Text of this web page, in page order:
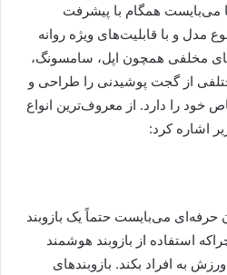
می‌بایست همگام با پیشرفت
مدل و با قابلیت‌های ویژه روانه
مخلفی همچون اپل، سامسونگ،
از گجت پوشیدنی را طراحی و
خود را دارد. از معروف‌ترین انواع
اشاره کرد:
می‌بایست حتماً یک بازوبند
استفاده از بازوبند هوشمند
به افراد بکند. بازوبندهای